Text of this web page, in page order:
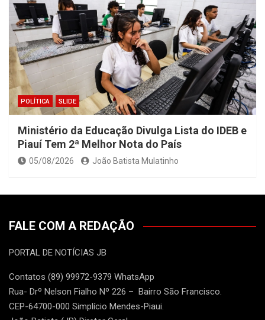
POLÍTICA SLIDE
Ministério da Educação Divulga Lista do IDEB e
Piauí Tem 2ª Melhor Nota do País
05/08/2026 João Batista Mulatinho
FALE COM A REDAÇÃO
PORTAL DE NOTÍCIAS JB
Contatos (89) 99972-9379 WhatsApp
Rua- Drº Nelson Fialho Nº 226 – Bairro São Francisco.
CEP-64700-000 Simplício Mendes-Piaui.